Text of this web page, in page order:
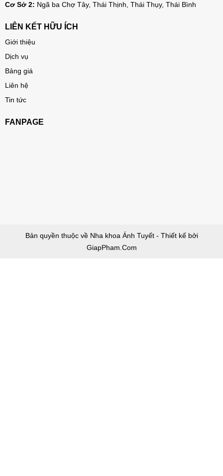
Cơ Sở 2: Ngã ba Chợ Tây, Thái Thịnh, Thái Thụy, Thái Bình
LIÊN KẾT HỮU ÍCH
Giới thiệu
Dịch vụ
Bảng giá
Liên hệ
Tin tức
FANPAGE
Bản quyền thuộc về Nha khoa Ánh Tuyết - Thiết kế bởi
GiapPham.Com